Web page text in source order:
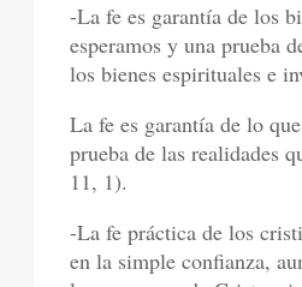
-La fe es garantía de los
esperamos y una prueba
los bienes espirituales e
La fe es garantía de lo
prueba de las realidades
11, 1).
-La fe práctica de los
en la simple confianza,